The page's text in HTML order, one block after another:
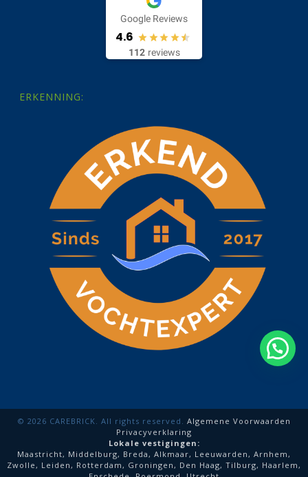
Google Reviews
4.6
112 reviews
ERKENNING:
© 2026 CAREBRICK. All rights reserved. Algemene Voorwaarden
Privacyverklaring
Lokale vestigingen:
Maastricht, Middelburg, Breda , Alkmaar, Leeuwarden , Arnhem ,
Zwolle , Leiden , Rotterdam , Groningen , Den Haag, Tilburg, Haarlem ,